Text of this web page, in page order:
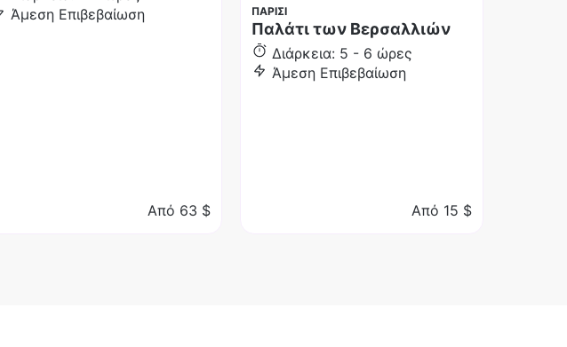
Άμεση Επιβεβαίωση
Από 63 $
ΠΑΡΙΣΙ
Παλάτι των Βερσαλλιών
Διάρκεια: 5 - 6 ώρες
Άμεση Επιβεβαίωση
Από 15 $